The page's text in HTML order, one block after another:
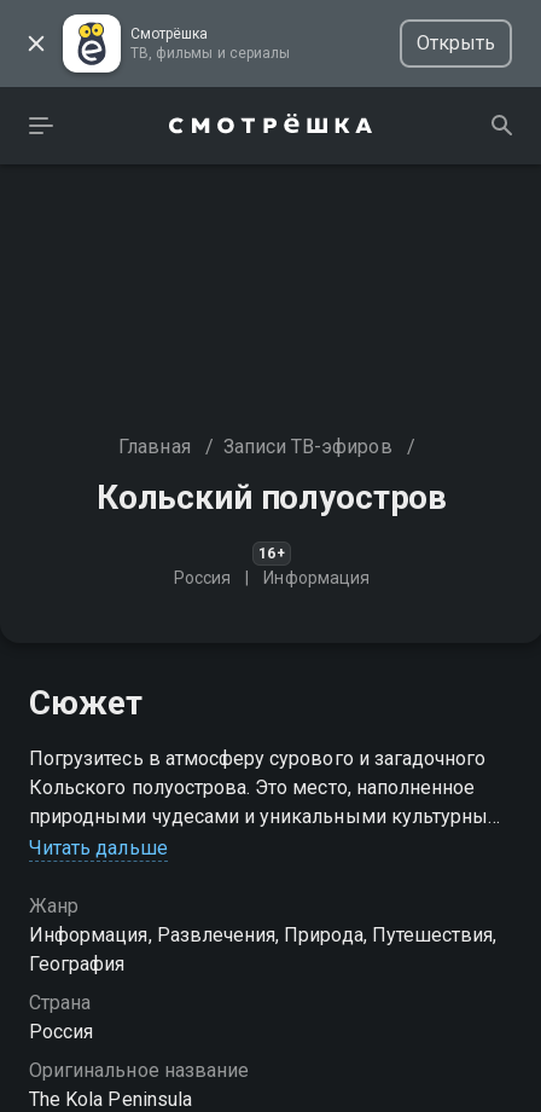
Смотрёшка
ТВ, фильмы и сериалы
Открыть
Главная / Записи ТВ-эфиров /
Кольский полуостров
16+
Россия Информация
Сюжет
Погрузитесь в атмосферу сурового и загадочного
Кольского полуострова. Это место, наполненное
природными чудесами и уникальными культурными
традициями, обязательно оставит неизгладимые
Читать дальше
Жанр
Информация, Развлечения, Природа, Путешествия,
География
Страна
Россия
Оригинальное название
The Kola Peninsula